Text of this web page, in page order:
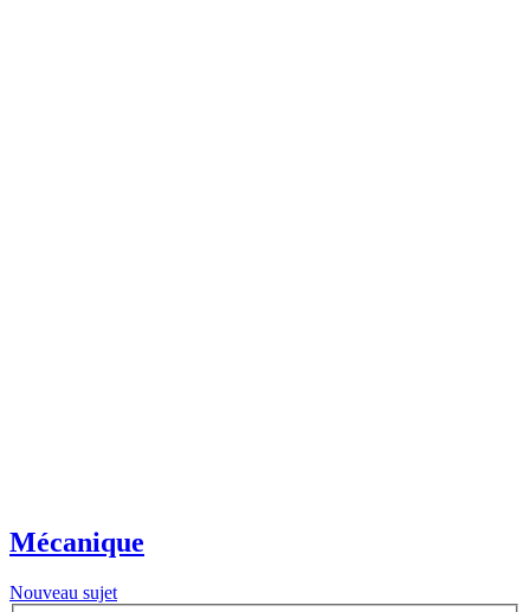
Mécanique
Nouveau sujet